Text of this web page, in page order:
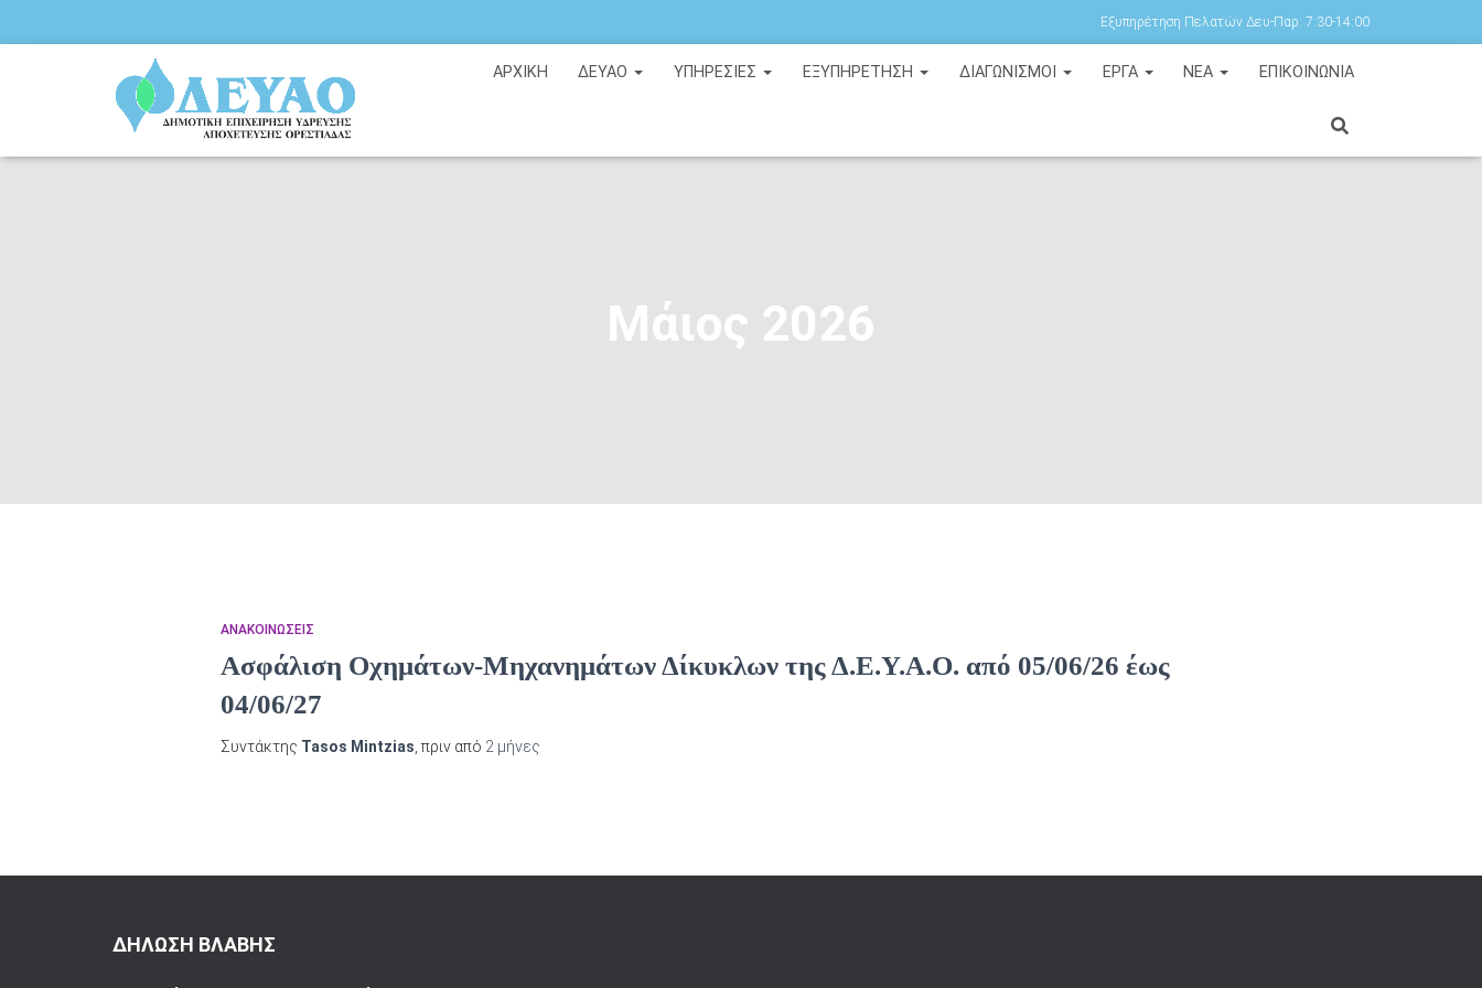
Εξυπηρέτηση Πελατών Δευ-Παρ: 7:30-14:00
ΑΡΧΙΚΉ ΔΕΥΑΟ ΥΠΗΡΕΣΙΕΣ ΕΞΥΠΗΡΕΤΗΣΗ ΔΙΑΓΩΝΙΣΜΟΙ ΕΡΓΑ ΝΕΑ ΕΠΙΚΟΙΝΩΝΙΑ
Μάιος 2026
ΑΝΑΚΟΙΝΏΣΕΙΣ
Ασφάλιση Οχημάτων-Μηχανημάτων Δίκυκλων της Δ.Ε.Υ.Α.Ο. από 05/06/26 έως
04/06/27
Συντάκτης Tasos Mintzias , πριν από 2 μήνες
ΔΗΛΩΣΗ ΒΛΑΒΗΣ